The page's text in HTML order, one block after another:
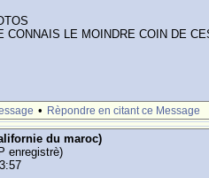
CONNAIS LE MOINDRE COIN DE
• Rèpondre en citant ce Message
du maroc)
enregistrè)